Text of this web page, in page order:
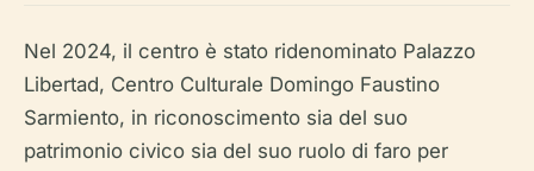
Nel 2024, il centro è stato ridenominato Palazzo
Libertad, Centro Culturale Domingo Faustino
Sarmiento, in riconoscimento sia del suo
patrimonio civico sia del suo ruolo di faro per